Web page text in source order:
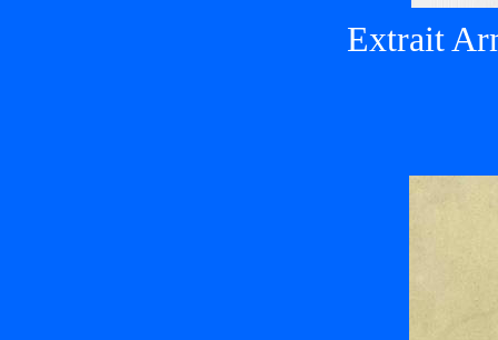
Extrait